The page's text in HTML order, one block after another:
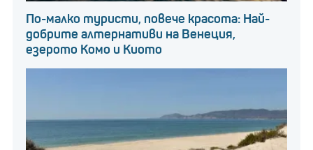
По-малко туристи, повече красота: Най-
добрите алтернативи на Венеция,
езерото Комо и Киото